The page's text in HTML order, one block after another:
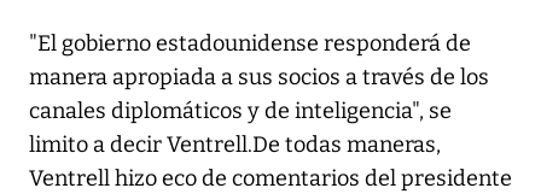
"El gobierno estadounidense responderá de
manera apropiada a sus socios a través de los
canales diplomáticos y de inteligencia", se
limito a decir Ventrell.De todas maneras,
Ventrell hizo eco de comentarios del presidente